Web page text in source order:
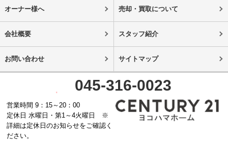
オーナー様へ 売却・買取について
会社概要 スタッフ紹介
お問い合わせ サイトマップ
045-316-0023
営業時間 9：15～20：00
定休日 水曜日・第1～4火曜日 ※
詳細は定休日のお知らせをご確認く
ださい。